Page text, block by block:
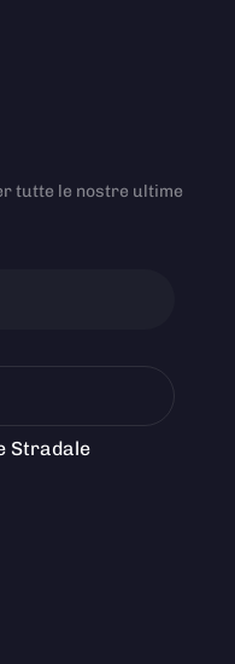
tutte le nostre ultime
Stradale